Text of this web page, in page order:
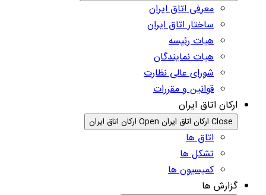
معرفی اتاق ایران
ساختار اتاق ایران
هیات رئیسه
هیات نمایندگان
شورای عالی نظارت
قوانین و مقررات
ارکان اتاق ایران
Close ارکان اتاق ایران Open ارکان اتاق ایران
اتاق ها
تشکل ها
کمیسیون ها
گزارش ها